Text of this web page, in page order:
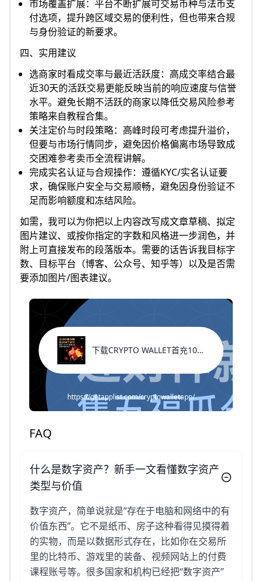
市场覆盖扩展：平台不断扩展可交易币种与法币支
付选项，提升跨区域交易的便利性，但也带来合规
与身份验证的新要求。
四、实用建议
选商家时看成交率与最近活跃度：高成交率结合最
近30天的活跃交易更能反映当前的响应速度与信誉
水平。避免长期不活跃的商家以降低交易风险参考
策略来自教程合集。
关注定价与时段策略：高峰时段可考虑提升溢价，
但要与市场行情同步，避免因价格偏离市场导致成
交困难参考卖币全流程讲解。
完成实名认证与合规操作：遵循KYC/实名认证要
求，确保账户安全与交易顺畅，避免因身份验证不
足而影响额度和冻结风险。
如需，我可以为你把以上内容改写成文章草稿、拟定
图片建议、或按你指定的字数和风格进一步润色，并
附上可直接发布的段落版本。需要的话告诉我目标字
数、目标平台（博客、公众号、知乎等）以及是否需
要添加图片/图表建议。
下载CRYPTO WALLET首充100%返现
https://getapplist.com/cryptowalletapp/
FAQ
什么是数字资产？新手一文看懂数字资产
类型与价值
数字资产，简单说就是“存在于电脑和网络中的有
价值东西”。它不是纸币、房子这种看得见摸得着
的实物，而是以数据形式存在，比如你在交易所
里的比特币、游戏里的装备、视频网站上的付费
课程账号等。很多国家和机构已经把“数字资产”